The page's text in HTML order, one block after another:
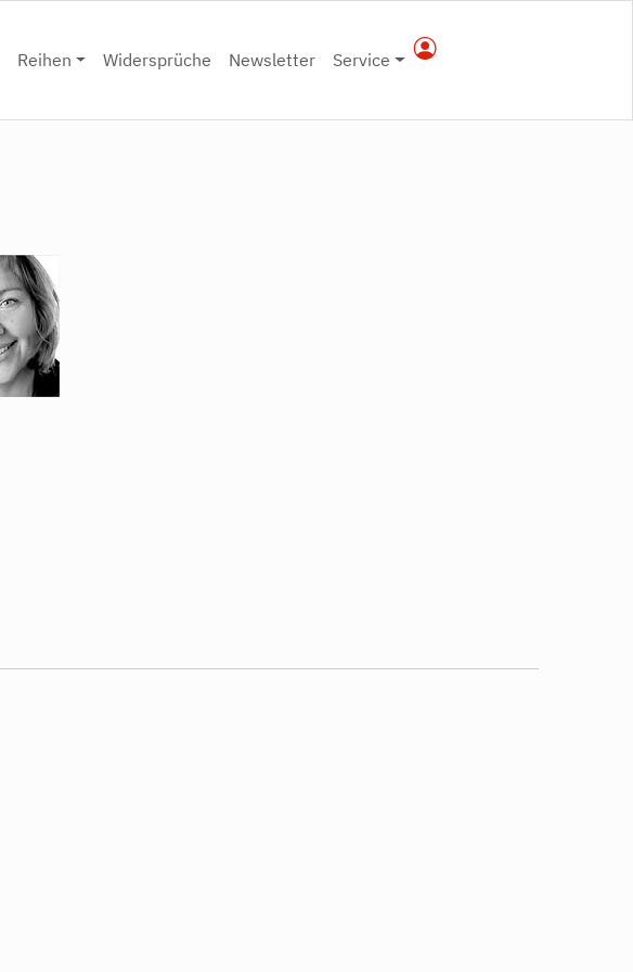
Reihen Widersprüche Newsletter Service